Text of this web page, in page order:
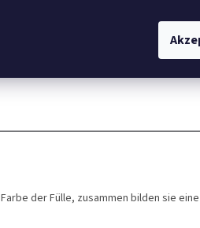
der Fülle, zusammen bilden sie eine